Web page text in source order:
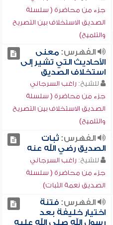
جزء من محاضرة ( سلسلة
الصديق الاستخلاف بين التصريح
والتلميح)
الفهرس:معنى
الأحاديث التي تشير إلى
استخلاف الصديق
للشيخ: راغب السرجاني
جزء من محاضرة ( سلسلة
الصديق الاستخلاف بين التصريح
والتلميح)
الفهرس:ثبات
الصديق رضي الله عنه
للشيخ: راغب السرجاني
جزء من محاضرة ( سلسلة
الصديق نعمة الثبات)
الفهرس:فتنة
اختيار خليفة بعد
رسول الله صلى الله عليه